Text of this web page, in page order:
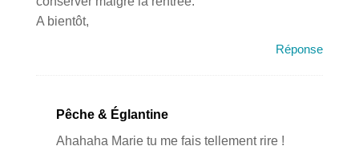
A bientôt,
Réponse
Pêche & Églantine
Ahahaha Marie tu me fais tellement rire !